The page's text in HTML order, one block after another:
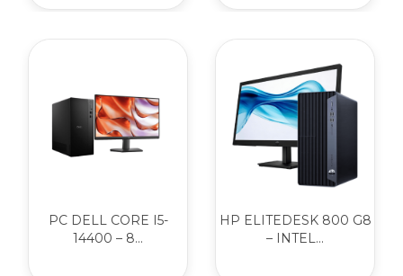
PC DELL CORE I5-
14400 – 8...
HP ELITEDESK 800 G8
– INTEL...